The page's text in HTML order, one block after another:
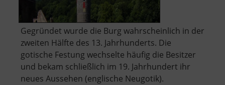
Gegründet wurde die Burg wahrscheinlich in der
zweiten Hälfte des 13. Jahrhunderts. Die
gotische Festung wechselte häufig die Besitzer
und bekam schließlich im 19. Jahrhundert ihr
neues Aussehen (englische Neugotik).